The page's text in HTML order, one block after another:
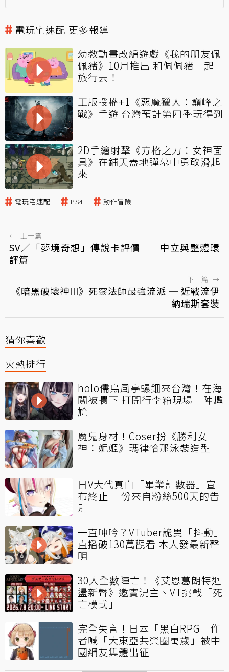
電玩宅速配 更多報導
幼教動畫改編遊戲《我的朋友佩
佩豬》10月推出 和佩佩豬一起
旅行去！
正版授權+1《惡魔獵人：巔峰之
戰》手遊 台灣預計第四季玩得到
2D手繪射擊《方格之力：女神面
具》在鋪天蓋地彈幕中勇敢滑起
來
電玩宅速配 PS4 動作冒險
← 上一篇
SV／「夢境奇想」傳說卡評價──中立與整體環
評篇
下一篇 →
《暗黑破壞神III》死靈法師最強流派 ─ 近戰流伊
納瑞斯套裝
猜你喜歡
火熱排行
holo儒烏風亭螺鈿來台灣！在海
關被攔下 打開行李箱現場一陣尷
尬
魔鬼身材！Coser扮《勝利女
神：妮姬》瑪律恰那泳裝造型
日V大代真白「畢業計數器」宣
布終止 一份來自粉絲500天的告
別
一直呻吟？VTuber詭異「抖動」
直播破130萬觀看 本人發最新聲
明
30人全數陣亡！《艾恩葛朗特迴
盪新聲》邀實況主、VT挑戰「死
亡模式」
完全失言！日本「黑白RPG」作
者喊「大東亞共榮圈萬歲」被中
國網友集體出征